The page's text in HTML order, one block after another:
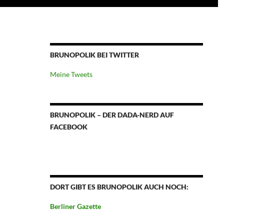
BRUNOPOLIK BEI TWITTER
Meine Tweets
BRUNOPOLIK – DER DADA-NERD AUF
FACEBOOK
DORT GIBT ES BRUNOPOLIK AUCH NOCH:
Berliner Gazette